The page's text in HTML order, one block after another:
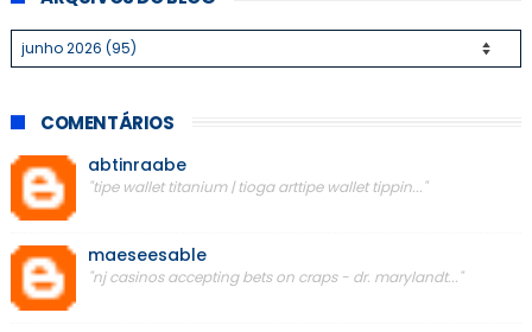
COMENTÁRIOS
abtinraabe
"tipe wallet titanium | tioga arttipe wallet tippin..."
maeseesable
"nj casinos accepting bets on craps - dr. marylandt..."